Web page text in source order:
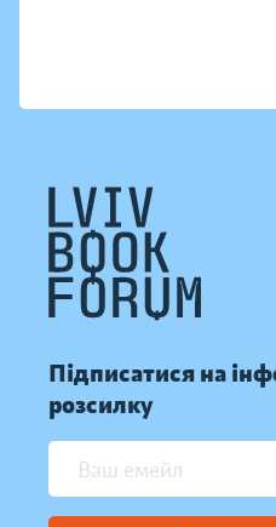
Підписатися на
розсилку